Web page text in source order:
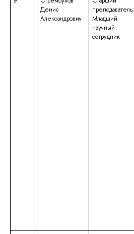
Денис
Александрович
преподаватель;
Младший
научный
сотрудник